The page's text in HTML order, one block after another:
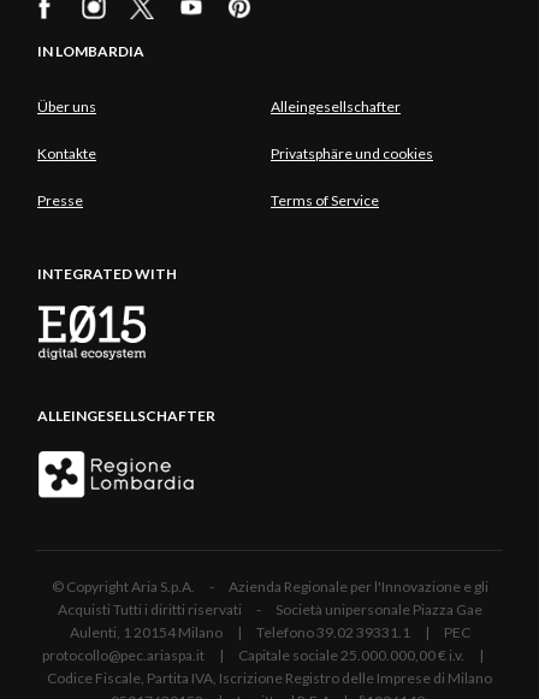
IN LOMBARDIA
Über uns Alleingesellschafter
Kontakte Privatsphäre und cookies
Presse Terms of Service
INTEGRATED WITH
ALLEINGESELLSCHAFTER
© Copyright Aria S.p.A. - Azienda Regionale per l'Innovazione e gli
Acquisti Tutti i diritti riservati - Società unipersonale Piazza Gae
Aulenti, 1 20154 Milano | Telefono 39.02 39331.1 | PEC
protocollo@pec.ariaspa.it | Capitale sociale 25.000.000,00 € i.v. |
Codice Fiscale, Partita IVA, Iscrizione Registro delle Imprese di Milano